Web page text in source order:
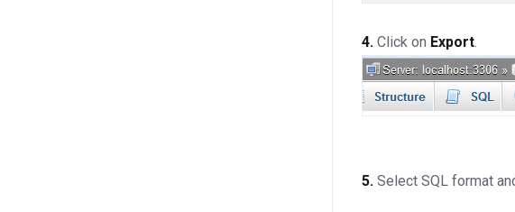
4. Click on Export.
5. Select SQL format